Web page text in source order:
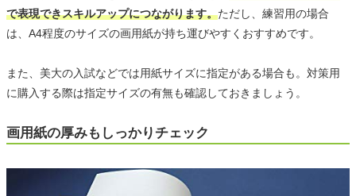
で表現できスキルアップにつながります。ただし、練習用の場合
は、A4程度のサイズの画用紙が持ち運びやすくおすすめです。
また、美大の入試などでは用紙サイズに指定がある場合も。対策用
に購入する際は指定サイズの有無も確認しておきましょう。
画用紙の厚みもしっかりチェック